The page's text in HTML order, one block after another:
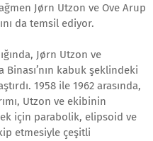
Jørn Utzon ve Ove Arup
da temsil ediyor.
Jørn Utzon ve
kabuk şeklindeki
1958 ile 1962 arasında,
Utzon ve ekibinin
için parabolik, elipsoid ve
etmesiyle çeşitli